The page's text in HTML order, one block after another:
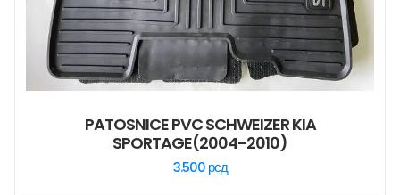
PATOSNICE PVC SCHWEIZER KIA
SPORTAGE(2004-2010)
3.500 рсд